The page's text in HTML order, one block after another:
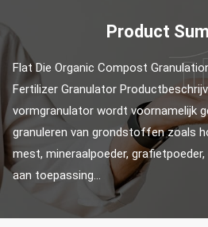
Product
Flat Die Organic Compost
Fertilizer Granulator
vormgranulator wordt voornamelijk
granuleren van grondstoffen zoals
mest, mineraalpoeder,
aan toepassing...